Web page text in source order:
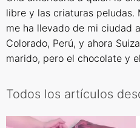
libre y las criaturas peludas.
me ha llevado de mi ciudad
Colorado, Perú, y ahora
marido, pero el chocolate y
Todos los artículos